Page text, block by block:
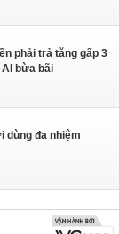
phải trả tăng gấp 3
bừa bãi
dùng đa nhiệm